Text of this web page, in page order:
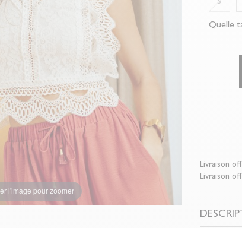
l'image pour zoomer
Quelle
Livraison
Livraison